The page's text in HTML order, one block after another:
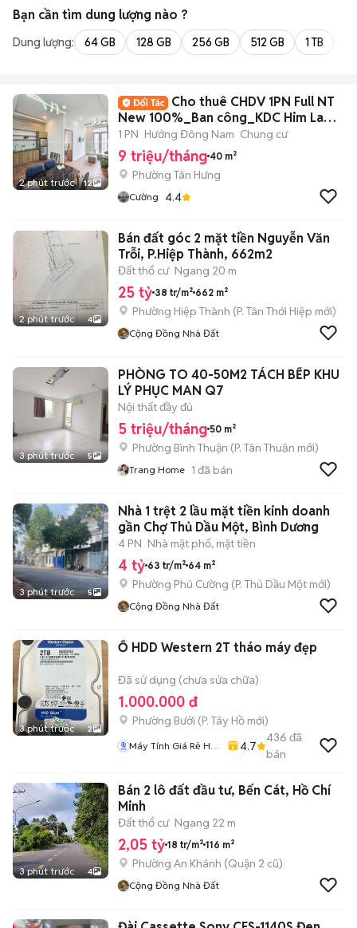
Bạn cần tìm dung lượng nào ?
Dung lượng: 64 GB 128 GB 256 GB 512 GB 1 TB
2 phút trước 12
Cho thuê CHDV 1PN Full NT
New 100%_Ban công_KDC Him Lam
Quận 7.
1 PN Hướng Đông Nam Chung cư
9 triệu/tháng 40 m²
Phường Tân Hưng
Cường 4.4
2 phút trước 4
Bán đất góc 2 mặt tiền Nguyễn Văn
Trỗi, P.Hiệp Thành, 662m2
Đất thổ cư Ngang 20 m
25 tỷ 38 tr/m² 662 m²
Phường Hiệp Thành (P. Tân Thới Hiệp mới)
Cộng Đồng Nhà Đất
3 phút trước 5
PHÒNG TO 40-50M2 TÁCH BẾP KHU
LÝ PHỤC MAN Q7
Nội thất đầy đủ
5 triệu/tháng 50 m²
Phường Bình Thuận (P. Tân Thuận mới)
Trang Home 1 đã bán
3 phút trước 5
Nhà 1 trệt 2 lầu mặt tiền kinh doanh
gần Chợ Thủ Dầu Một, Bình Dương
4 PN Nhà mặt phố, mặt tiền
4 tỷ 63 tr/m² 64 m²
Phường Phú Cường (P. Thủ Dầu Một mới)
Cộng Đồng Nhà Đất
3 phút trước 2
Ổ HDD Western 2T tháo máy đẹp
Đã sử dụng (chưa sửa chữa)
1.000.000 đ
Phường Bưởi (P. Tây Hồ mới)
Máy Tính Giá Rẻ Hà
4.7
436 đã
bán
3 phút trước 4
Bán 2 lô đất đầu tư, Bến Cát, Hồ Chí
Minh
Đất thổ cư Ngang 22 m
2,05 tỷ 18 tr/m² 116 m²
Phường An Khánh (Quận 2 cũ)
Cộng Đồng Nhà Đất